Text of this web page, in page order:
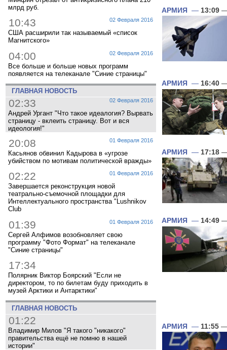
млрд руб.
02 Февраля 2016
10:43
США расширили так называемый «список
Магнитского»
02 Февраля 2016
04:00
Все больше и больше новых программ
появляется на телеканале "Синие страницы"
ГЛАВНАЯ НОВОСТЬ
02 Февраля 2016
02:33
Андрей Ургант "Что такое идеалогия? Вырвать
страницу - вклеить страницу. Вот и вся
идеология!"
01 Февраля 2016
20:08
Касьянов обвинил Кадырова в «угрозе
убийством по мотивам политической вражды»
01 Февраля 2016
02:22
Завершается реконструкция новой
театрально-съемочной площадки для
Интеллектуального пространства "Lushnikov
Club
01 Февраля 2016
01:39
Сергей Алфимов возобновляет свою
программу "Фото Формат" на телеканале
"Синие страницы"
17:34
Полярник Виктор Боярский "Если не
директором, то по билетам буду приходить в
музей Арктики и Антарктики"
ГЛАВНАЯ НОВОСТЬ
01:22
Владимир Милов "Я такого "никакого"
правительства ещё не помню в нашей
истории"
АРМИЯ — 13:09 —
АРМИЯ — 16:40
АРМИЯ — 17:18
АРМИЯ — 14:49
АРМИЯ — 11:55 —